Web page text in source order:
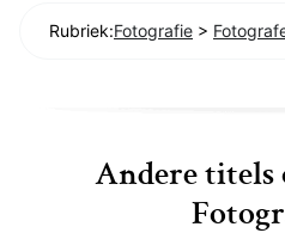
Rubriek:Fotografie >
Andere titels